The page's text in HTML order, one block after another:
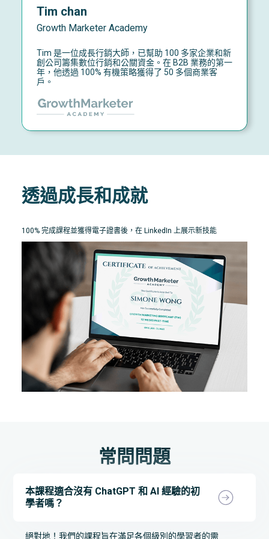
Tim chan
Growth Marketer Academy
Tim 是一位成長行銷大師，已幫助 100 多家企業和新
創公司籌集數位行銷和公關資金。在 B2B 業務的第一
年，他透過 100% 有機策略獲得了 50 多個商業客
戶。
透過成長和成就
100% 完成課程並獲得電子證書後，在 LinkedIn 上展示新技能
常問問題
本課程適合沒有 ChatGPT 和 AI 經驗的初
學者嗎？
絕對地！我們的課程旨在滿足各個級別的學習者的需